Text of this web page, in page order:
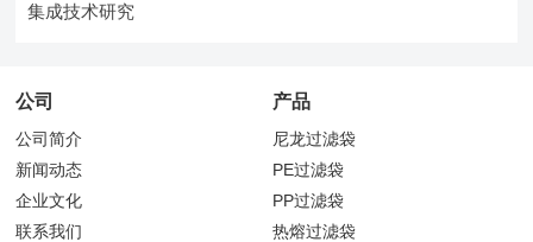
集成技术研究
公司
公司简介
新闻动态
企业文化
联系我们
产品
尼龙过滤袋
PE过滤袋
PP过滤袋
热熔过滤袋